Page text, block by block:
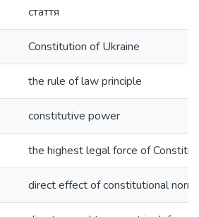
стаття
Constitution of Ukraine
the rule of law principle
constitutive power
the highest legal force of
direct effect of constitutional